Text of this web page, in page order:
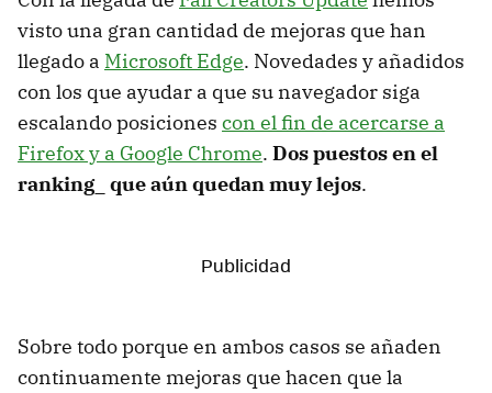
visto una gran cantidad de mejoras que han
llegado a Microsoft Edge. Novedades y añadidos
con los que ayudar a que su navegador siga
escalando posiciones con el fin de acercarse a
Firefox y a Google Chrome. Dos puestos en el
ranking_ que aún quedan muy lejos.
Sobre todo porque en ambos casos se añaden
continuamente mejoras que hacen que la